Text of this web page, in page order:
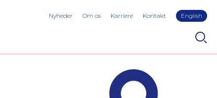
Nyheder Om os Karriere Kontakt English